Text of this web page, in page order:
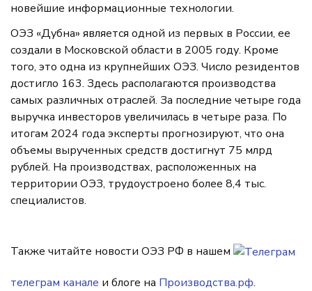
новейшие информационные технологии.
ОЭЗ «Дубна» является одной из первых в России, ее
создали в Московской области в 2005 году. Кроме
того, это одна из крупнейших ОЭЗ. Число резидентов
достигло 163. Здесь располагаются производства
самых различных отраслей. За последние четыре года
выручка инвесторов увеличилась в четыре раза. По
итогам 2024 года эксперты прогнозируют, что она
объемы вырученных средств достигнут 75 млрд
рублей. На производствах, расположенных на
территории ОЭЗ, трудоустроено более 8,4 тыс.
специалистов.
Также читайте новости ОЭЗ РФ в нашем
телеграм канале и блоге на Производства.рф.